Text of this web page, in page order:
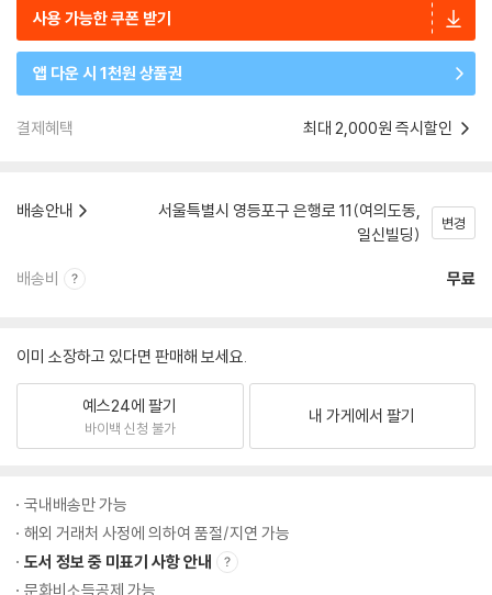
사용 가능한 쿠폰 받기
앱 다운 시 1천원 상품권
결제혜택 최대 2,000원 즉시할인
배송안내
서울특별시 영등포구 은행로 11(여의도동,
일신빌딩)
변경
배송비 무료
이미 소장하고 있다면 판매해 보세요.
예스24에 팔기
바이백 신청 불가
내 가게에서 팔기
국내배송만 가능
해외 거래처 사정에 의하여 품절/지연 가능
도서 정보 중 미표기 사항 안내
문화비소득공제 가능